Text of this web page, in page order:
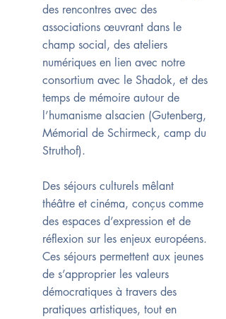
des rencontres avec des
associations œuvrant dans le
champ social, des ateliers
numériques en lien avec notre
consortium avec le Shadok, et des
temps de mémoire autour de
l’humanisme alsacien (Gutenberg,
Mémorial de Schirmeck, camp du
Struthof).
Des séjours culturels mêlant
théâtre et cinéma, conçus comme
des espaces d’expression et de
réflexion sur les enjeux européens.
Ces séjours permettent aux jeunes
de s’approprier les valeurs
démocratiques à travers des
pratiques artistiques, tout en